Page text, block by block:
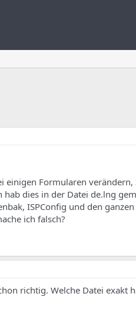
einigen Formularen
dies in der Datei de.lng
ISPConfig und den
ich falsch?
richtig. Welche Datei exakt